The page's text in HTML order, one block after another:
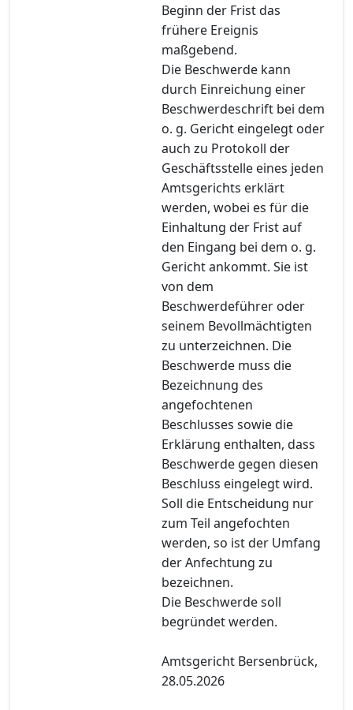
Beginn der Frist das
frühere Ereignis
maßgebend.
Die Beschwerde kann
durch Einreichung einer
Beschwerdeschrift bei dem
o. g. Gericht eingelegt oder
auch zu Protokoll der
Geschäftsstelle eines jeden
Amtsgerichts erklärt
werden, wobei es für die
Einhaltung der Frist auf
den Eingang bei dem o. g.
Gericht ankommt. Sie ist
von dem
Beschwerdeführer oder
seinem Bevollmächtigten
zu unterzeichnen. Die
Beschwerde muss die
Bezeichnung des
angefochtenen
Beschlusses sowie die
Erklärung enthalten, dass
Beschwerde gegen diesen
Beschluss eingelegt wird.
Soll die Entscheidung nur
zum Teil angefochten
werden, so ist der Umfang
der Anfechtung zu
bezeichnen.
Die Beschwerde soll
begründet werden.
Amtsgericht Bersenbrück,
28.05.2026